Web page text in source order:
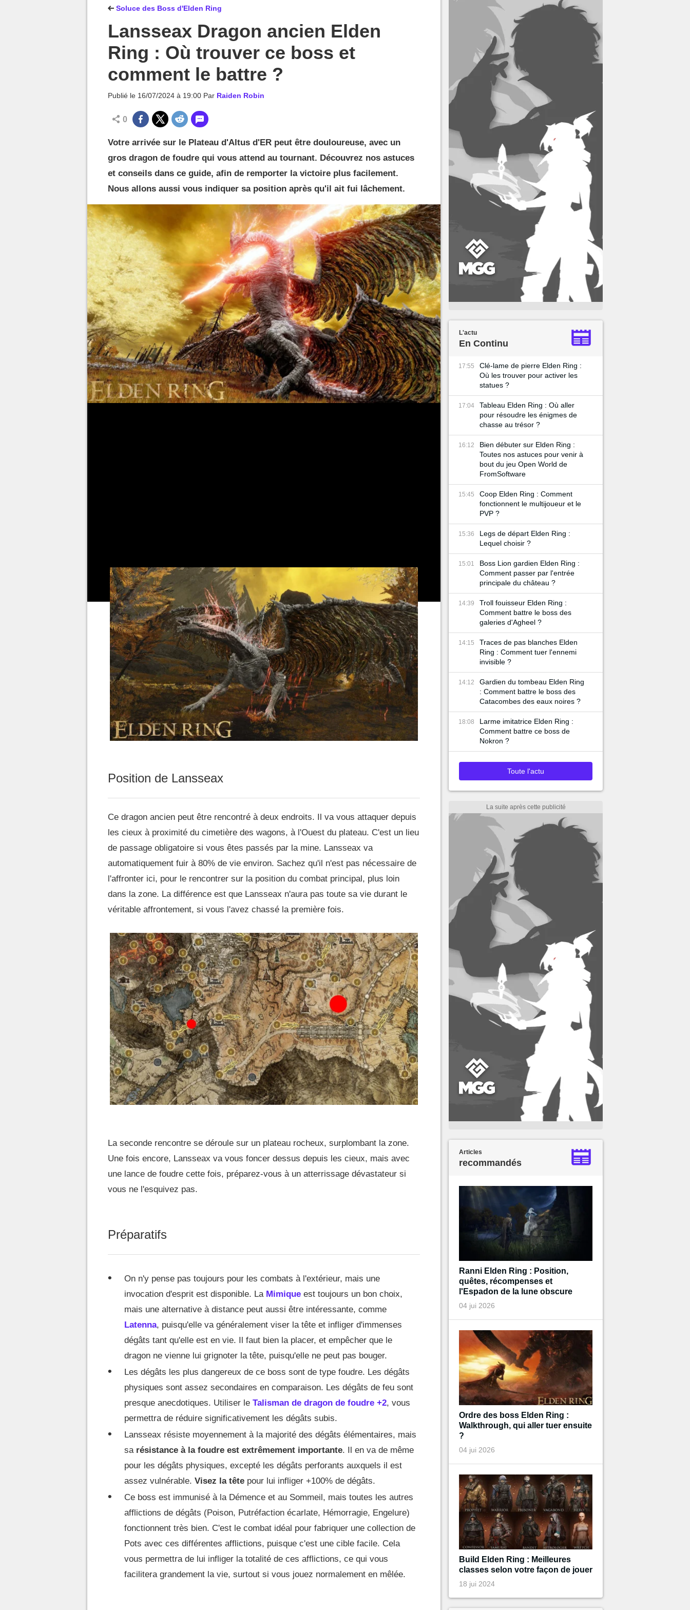
Soluce des Boss d'Elden Ring
Lansseax Dragon ancien Elden
Ring : Où trouver ce boss et
comment le battre ?
Publié le 16/07/2024 à 19:00 Par Raiden Robin
0
Votre arrivée sur le Plateau d'Altus d'ER peut être douloureuse, avec un
gros dragon de foudre qui vous attend au tournant. Découvrez nos astuces
et conseils dans ce guide, afin de remporter la victoire plus facilement.
Nous allons aussi vous indiquer sa position après qu'il ait fui lâchement.
Position de Lansseax
Ce dragon ancien peut être rencontré à deux endroits. Il va vous attaquer depuis
les cieux à proximité du cimetière des wagons, à l'Ouest du plateau. C'est un lieu
de passage obligatoire si vous êtes passés par la mine. Lansseax va
automatiquement fuir à 80% de vie environ. Sachez qu'il n'est pas nécessaire de
l'affronter ici, pour le rencontrer sur la position du combat principal, plus loin
dans la zone. La différence est que Lansseax n'aura pas toute sa vie durant le
véritable affrontement, si vous l'avez chassé la première fois.
La seconde rencontre se déroule sur un plateau rocheux, surplombant la zone.
Une fois encore, Lansseax va vous foncer dessus depuis les cieux, mais avec
une lance de foudre cette fois, préparez-vous à un atterrissage dévastateur si
vous ne l'esquivez pas.
Préparatifs
On n'y pense pas toujours pour les combats à l'extérieur, mais une
invocation d'esprit est disponible. La Mimique est toujours un bon choix,
mais une alternative à distance peut aussi être intéressante, comme
Latenna, puisqu'elle va généralement viser la tête et infliger d'immenses
dégâts tant qu'elle est en vie. Il faut bien la placer, et empêcher que le
dragon ne vienne lui grignoter la tête, puisqu'elle ne peut pas bouger.
Les dégâts les plus dangereux de ce boss sont de type foudre. Les dégâts
physiques sont assez secondaires en comparaison. Les dégâts de feu sont
presque anecdotiques. Utiliser le Talisman de dragon de foudre +2, vous
permettra de réduire significativement les dégâts subis.
Lansseax résiste moyennement à la majorité des dégâts élémentaires, mais
sa résistance à la foudre est extrêmement importante. Il en va de même
pour les dégâts physiques, excepté les dégâts perforants auxquels il est
assez vulnérable. Visez la tête pour lui infliger +100% de dégâts.
Ce boss est immunisé à la Démence et au Sommeil, mais toutes les autres
afflictions de dégâts (Poison, Putréfaction écarlate, Hémorragie, Engelure)
fonctionnent très bien. C'est le combat idéal pour fabriquer une collection de
Pots avec ces différentes afflictions, puisque c'est une cible facile. Cela
vous permettra de lui infliger la totalité de ces afflictions, ce qui vous
facilitera grandement la vie, surtout si vous jouez normalement en mêlée.
L'actu
En Continu
17:55
Clé-lame de pierre Elden Ring :
Où les trouver pour activer les
statues ?
17:04
Tableau Elden Ring : Où aller
pour résoudre les énigmes de
chasse au trésor ?
16:12
Bien débuter sur Elden Ring :
Toutes nos astuces pour venir à
bout du jeu Open World de
FromSoftware
15:45
Coop Elden Ring : Comment
fonctionnent le multijoueur et le
PVP ?
15:36
Legs de départ Elden Ring :
Lequel choisir ?
15:01
Boss Lion gardien Elden Ring :
Comment passer par l'entrée
principale du château ?
14:39
Troll fouisseur Elden Ring :
Comment battre le boss des
galeries d'Agheel ?
14:15
Traces de pas blanches Elden
Ring : Comment tuer l'ennemi
invisible ?
14:12
Gardien du tombeau Elden Ring
: Comment battre le boss des
Catacombes des eaux noires ?
18:08
Larme imitatrice Elden Ring :
Comment battre ce boss de
Nokron ?
Toute l'actu
Articles
recommandés
Ranni Elden Ring : Position,
quêtes, récompenses et
l'Espadon de la lune obscure
04 jui 2026
Ordre des boss Elden Ring :
Walkthrough, qui aller tuer ensuite
?
04 jui 2026
Build Elden Ring : Meilleures
classes selon votre façon de jouer
18 jui 2024